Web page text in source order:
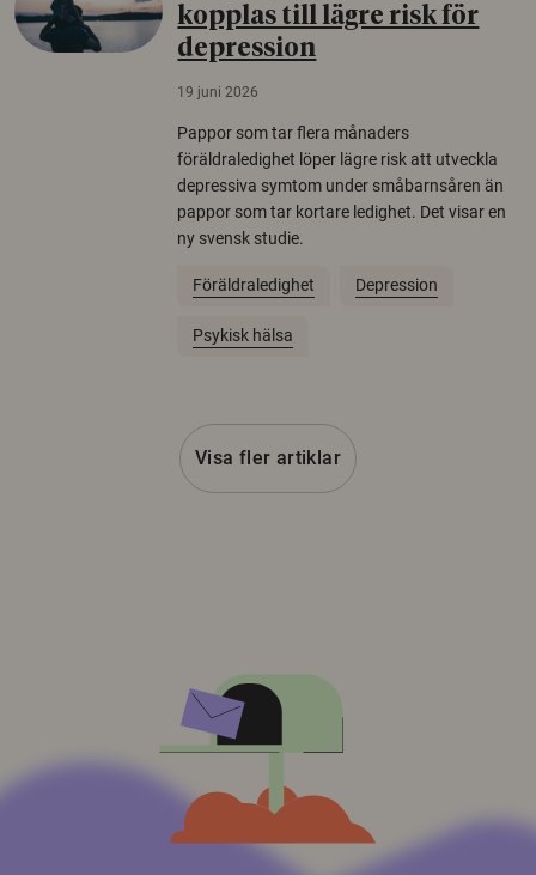
kopplas till lägre risk för
depression
19 juni 2026
Pappor som tar flera månaders
föräldraledighet löper lägre risk att utveckla
depressiva symtom under småbarnsåren än
pappor som tar kortare ledighet. Det visar en
ny svensk studie.
Föräldraledighet Depression
Psykisk hälsa
Visa fler artiklar